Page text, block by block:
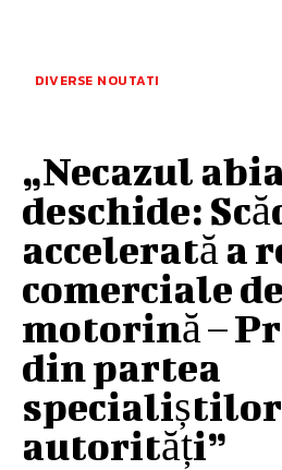
DIVERSE NOUTATI
„Necazul
deschide:
accelerată a
comerciale
motorină –
din partea
autorități”